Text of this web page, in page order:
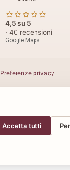
4,5 su 5
· 40 recensioni
Google Maps
Preferenze privacy
Accetta tutti